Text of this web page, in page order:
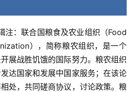
注：联合国粮食及农业组织（Food
），简称粮农组织，是一个
展战胜饥饿的国际努力。粮农组织
达国家和发展中国家服务；在该论
处，共同磋商协议，讨论政策。粮